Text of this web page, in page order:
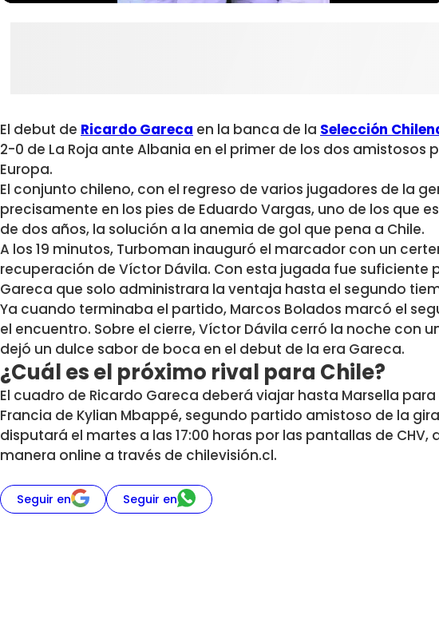
El debut de Ricardo Gareca en la banca de la Selección
2-0 de La Roja ante Albania en el primer de los dos amistosos
Europa.
El conjunto chileno, con el regreso de varios jugadores de la
precisamente en los pies de Eduardo Vargas, uno de los que
de dos años, la solución a la anemia de gol que pena a Chile.
A los 19 minutos, Turboman inauguró el marcador con un
recuperación de Víctor Dávila. Con esta jugada fue suficiente
Gareca que solo administrara la ventaja hasta el segundo
Ya cuando terminaba el partido, Marcos Bolados marcó el
el encuentro. Sobre el cierre, Víctor Dávila cerró la noche con
dejó un dulce sabor de boca en el debut de la era Gareca.
¿Cuál es el próximo rival para Chile?
El cuadro de Ricardo Gareca deberá viajar hasta Marsella
Francia de Kylian Mbappé, segundo partido amistoso de la
disputará el martes a las 17:00 horas por las pantallas de CHV,
manera online a través de chilevisión.cl.
Seguir en Seguir en